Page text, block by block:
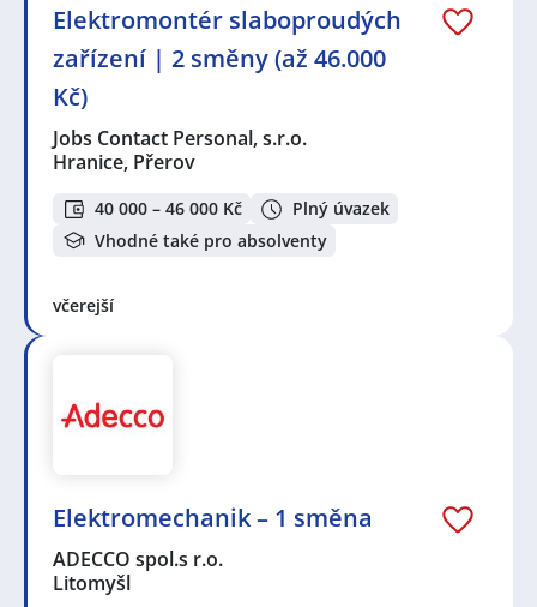
Elektromontér slaboproudých
zařízení | 2 směny (až 46.000
Kč)
Jobs Contact Personal, s.r.o.
Hranice, Přerov
40 000 – 46 000 Kč
Plný úvazek
Vhodné také pro absolventy
včerejší
Elektromechanik – 1 směna
ADECCO spol.s r.o.
Litomyšl